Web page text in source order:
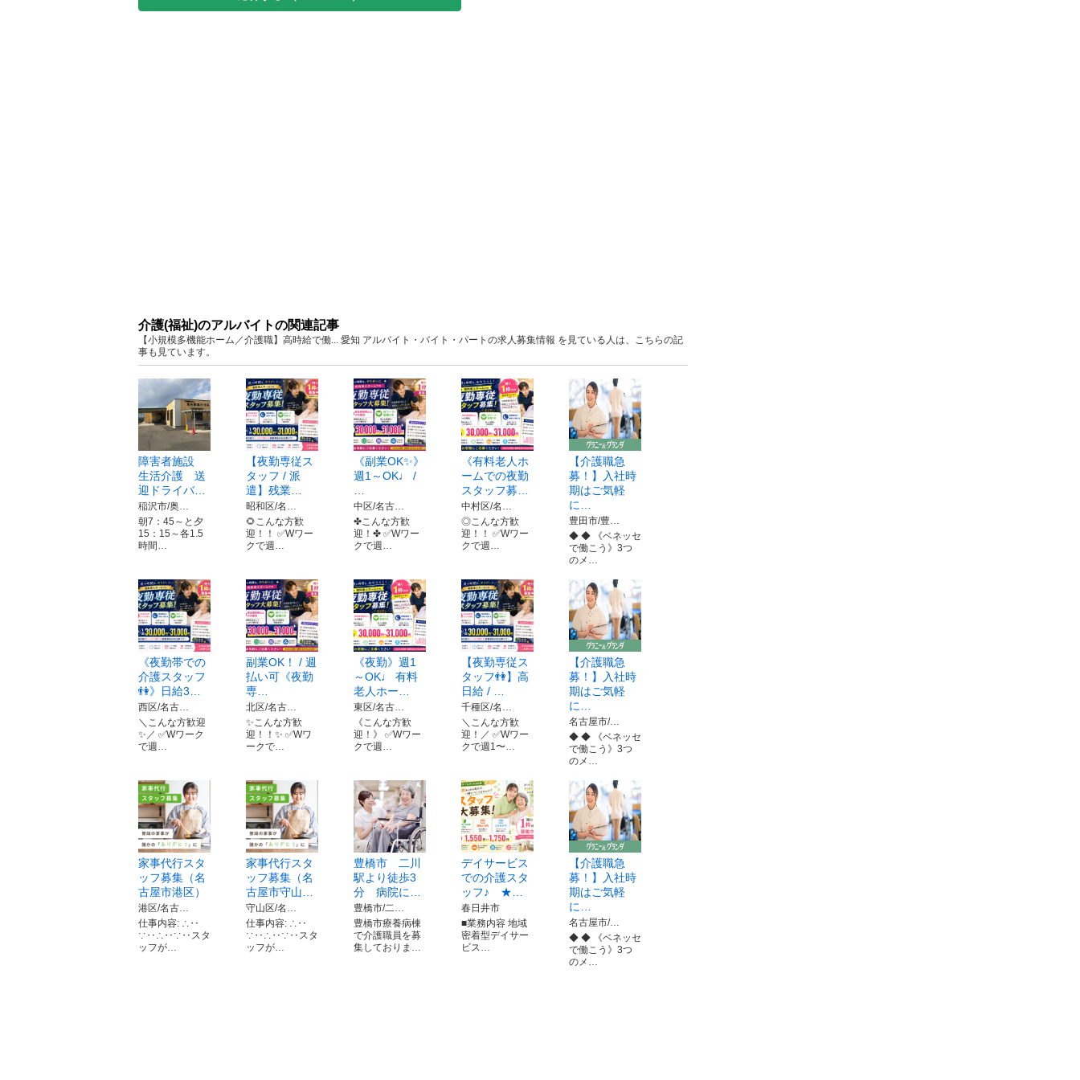
介護(福祉)のアルバイトの関連記事
【小規模多機能ホーム／介護職】高時給で働... 愛知 アルバイト・バイト・パートの求人募集情報 を見ている人は、こちらの記
事も見ています。
障害者施設
生活介護 送
迎ドライバ…
稲沢市/奥…
朝7：45～と夕
15：15～各1.5
時間…
【夜勤専従ス
タッフ / 派
遣】残業…
昭和区/名…
🌻こんな方歓
迎！！ ✅Wワー
クで週…
《副業OK✨》
週1～OK♩ /
中区/名古…
✤こんな方歓
迎！✤ ✅Wワー
クで週…
《有料老人ホ
ームでの夜勤
スタッフ募…
中村区/名…
◎こんな方歓
迎！！ ✅Wワー
クで週…
【介護職急
募！】入社時
期はご気軽
に…
豊田市/豊…
◆ ◆ 《ベネッセ
で働こう》3つ
のメ…
《夜勤帯での
介護スタッフ
👫》日給3…
西区/名古…
＼こんな方歓迎
✨／ ✅Wワーク
で週…
副業OK！ / 週
払い可《夜勤
専…
北区/名古…
✨こんな方歓
迎！！✨ ✅Wワ
ークで…
《夜勤》週1
～OK♩ 有料
老人ホー…
東区/名古…
《こんな方歓
迎！》 ✅Wワー
クで週…
【夜勤専従ス
タッフ👫】高
日給 / …
千種区/名…
＼こんな方歓
迎！／ ✅Wワー
クで週1〜…
【介護職急
募！】入社時
期はご気軽
に…
名古屋市/…
◆ ◆ 《ベネッセ
で働こう》3つ
のメ…
家事代行スタ
ッフ募集（名
古屋市港区）
港区/名古…
仕事内容: ∴‥
∵‥∴‥∵‥スタ
ッフが…
家事代行スタ
ッフ募集（名
古屋市守山…
守山区/名…
仕事内容: ∴‥
∵‥∴‥∵‥スタ
ッフが…
豊橋市 二川
駅より徒歩3
分 病院に…
豊橋市/二…
豊橋市療養病棟
で介護職員を募
集しておりま…
デイサービス
での介護スタ
ッフ♪ ★…
春日井市
■業務内容 地域
密着型デイサー
ビス…
【介護職急
募！】入社時
期はご気軽
に…
名古屋市/…
◆ ◆ 《ベネッセ
で働こう》3つ
のメ…